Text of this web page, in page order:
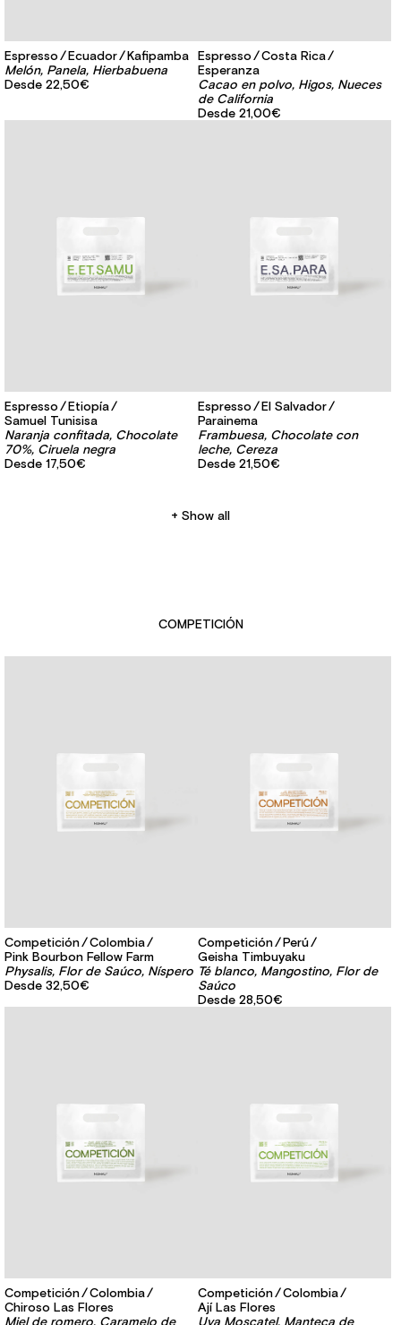
Espresso Ecuador
Kafipamba
Melón, Panela, Hierbabuena
Desde 22,50€
Espresso
Costa Rica
Esperanza
Cacao en polvo, Higos, Nueces
de California
Desde 21,00€
Espresso
Etiopía
Samuel Tunisisa
Naranja confitada, Chocolate
70%, Ciruela negra
Desde 17,50€
Espresso
El Salvador
Parainema
Frambuesa, Chocolate con
leche, Cereza
Desde 21,50€
Show all
COMPETICIÓN
Competición
Colombia
Pink Bourbon Fellow Farm
Physalis, Flor de Saúco, Níspero
Desde 32,50€
Competición
Perú
Geisha Timbuyaku
Té blanco, Mangostino, Flor de
Saúco
Desde 28,50€
Competición
Colombia
Chiroso Las Flores
Miel de romero, Caramelo de
Competición
Colombia
Ají Las Flores
Uva Moscatel, Manteca de